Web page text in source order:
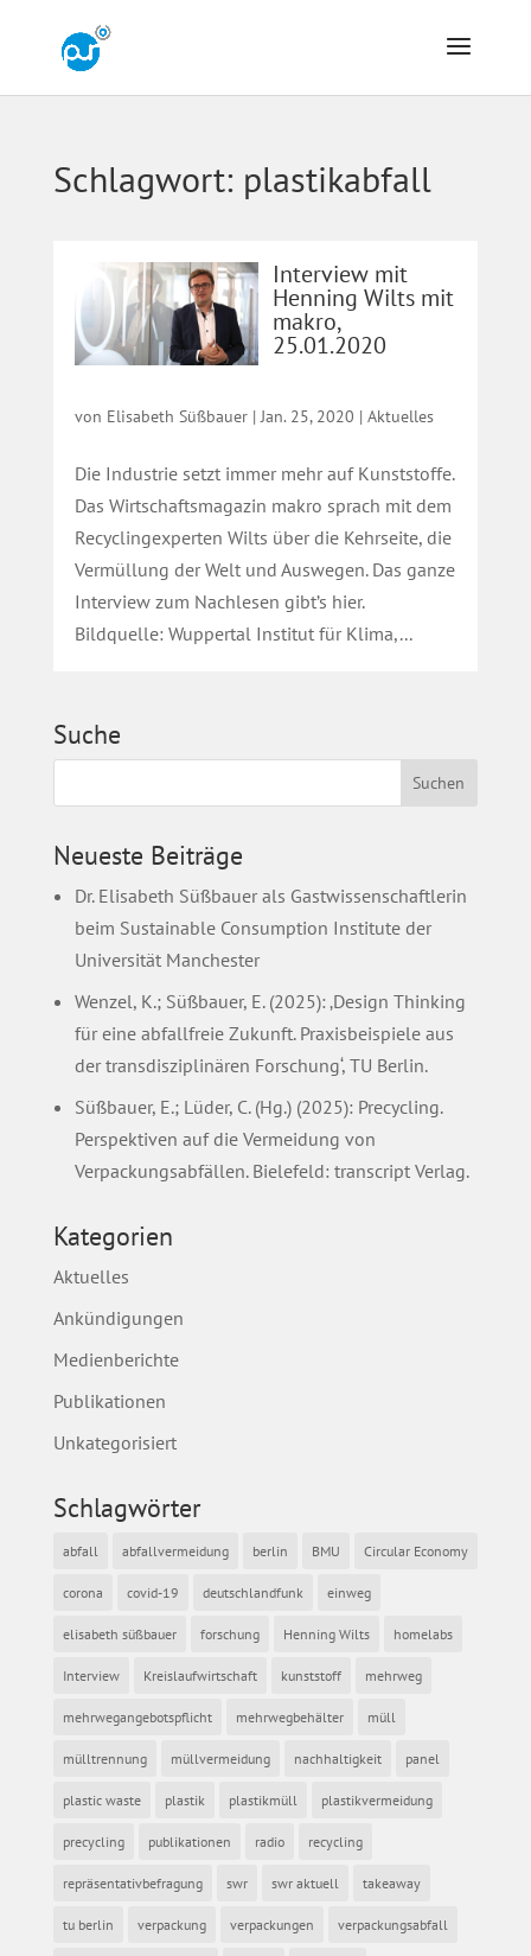
Schlagwort: plastikabfall
Interview mit
Henning Wilts mit
makro,
25.01.2020
von Elisabeth Süßbauer|Jan. 25, 2020 | Aktuelles
Die Industrie setzt immer mehr auf Kunststoffe.
Das Wirtschaftsmagazin makro sprach mit dem
Recyclingexperten Wilts über die Kehrseite, die
Vermüllung der Welt und Auswegen. Das ganze
Interview zum Nachlesen gibt’s hier.
Bildquelle: Wuppertal Institut für Klima,...
Suche
Neueste Beiträge
Dr. Elisabeth Süßbauer als Gastwissenschaftlerin
beim Sustainable Consumption Institute der
Universität Manchester
Wenzel, K.; Süßbauer, E. (2025): ‚Design Thinking
für eine abfallfreie Zukunft. Praxisbeispiele aus
der transdisziplinären Forschung‘, TU Berlin.
Süßbauer, E.; Lüder, C. (Hg.) (2025): Precycling.
Perspektiven auf die Vermeidung von
Verpackungsabfällen. Bielefeld: transcript Verlag.
Kategorien
Aktuelles
Ankündigungen
Medienberichte
Publikationen
Unkategorisiert
Schlagwörter
abfall abfallvermeidung berlin BMU Circular Economy
corona covid-19 deutschlandfunk einweg
elisabeth süßbauer forschung Henning Wilts homelabs
Interview Kreislaufwirtschaft kunststoff mehrweg
mehrwegangebotspflicht mehrwegbehälter müll
mülltrennung müllvermeidung nachhaltigkeit panel
plastic waste plastik plastikmüll plastikvermeidung
precycling publikationen radio recycling
repräsentativbefragung swr swr aktuell takeaway
tu berlin verpackung verpackungen verpackungsabfall